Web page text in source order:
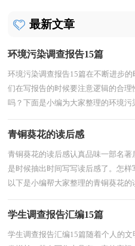
最新文章
环境污染调查报告15篇
环境污染调查报告15篇在不断进步
们在写报告的时候要注意逻辑的合
吗？下面是小编为大家整理的环境污
青铜葵花的读后感
青铜葵花的读后感认真品味一部名著
是时候抽出时间写写读后感了。怎样
以下是小编帮大家整理的青铜葵花的
学生调查报告汇编15篇
学生调查报告汇编15篇随着个人的